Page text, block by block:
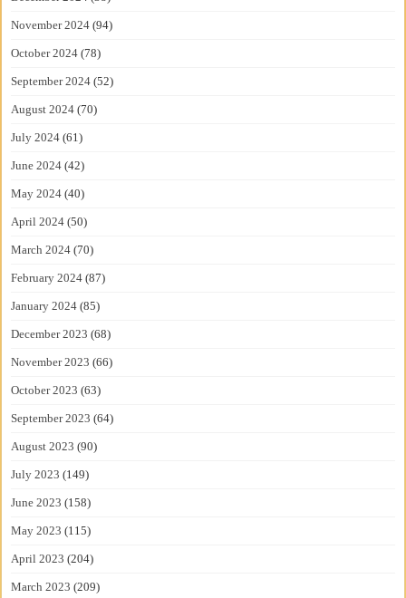
November 2024 (94)
October 2024 (78)
September 2024 (52)
August 2024 (70)
July 2024 (61)
June 2024 (42)
May 2024 (40)
April 2024 (50)
March 2024 (70)
February 2024 (87)
January 2024 (85)
December 2023 (68)
November 2023 (66)
October 2023 (63)
September 2023 (64)
August 2023 (90)
July 2023 (149)
June 2023 (158)
May 2023 (115)
April 2023 (204)
March 2023 (209)